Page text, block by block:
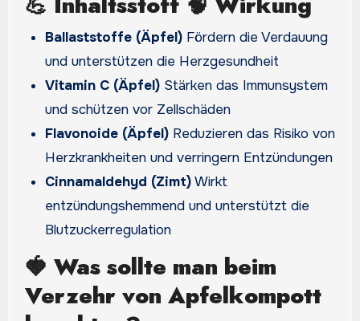
Ballaststoffe (Äpfel) Fördern die Verdauung
und unterstützen die Herzgesundheit
Vitamin C (Äpfel) Stärken das Immunsystem
und schützen vor Zellschäden
Flavonoide (Äpfel) Reduzieren das Risiko von
Herzkrankheiten und verringern Entzündungen
Cinnamaldehyd (Zimt)Wirkt
entzündungshemmend und unterstützt die
Blutzuckerregulation
🍓 Was sollte man beim
Verzehr von Apfelkompott